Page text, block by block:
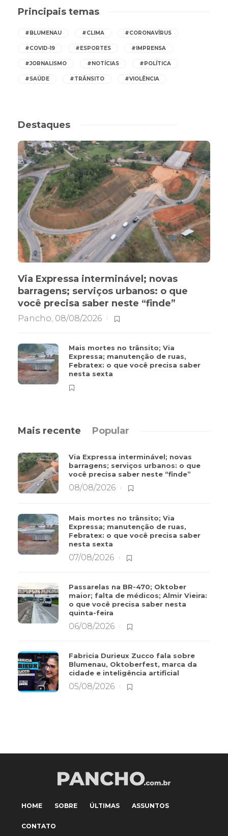
Principais temas
#BLUMENAU #CLIMA #CORONAVÍRUS
#COVID-19 #ESPORTES #IMPRENSA
#JORNALISMO #NOTÍCIAS #POLÍTICA
#SAÚDE #TRÂNSITO #VIOLÊNCIA
Destaques
Via Expressa interminável; novas
barragens; serviços urbanos: o que
você precisa saber neste “finde”
Pancho 08/08/2026
Mais mortes no trânsito; Via
Expressa; manutenção de ruas,
Febratex: o que você precisa saber
nesta sexta
Mais recente Popular
Via Expressa interminável; novas
barragens; serviços urbanos: o que
você precisa saber neste “finde”
08/08/2026
Mais mortes no trânsito; Via
Expressa; manutenção de ruas,
Febratex: o que você precisa saber
nesta sexta
07/08/2026
Passarelas na BR-470; Oktober
maior; falta de médicos; Almir Vieira:
o que você precisa saber nesta
quinta-feira
06/08/2026
Fabricia Durieux Zucco fala sobre
Blumenau, Oktoberfest, marca da
cidade e inteligência artificial
05/08/2026
HOME SOBRE ÚLTIMAS ASSUNTOS
CONTATO